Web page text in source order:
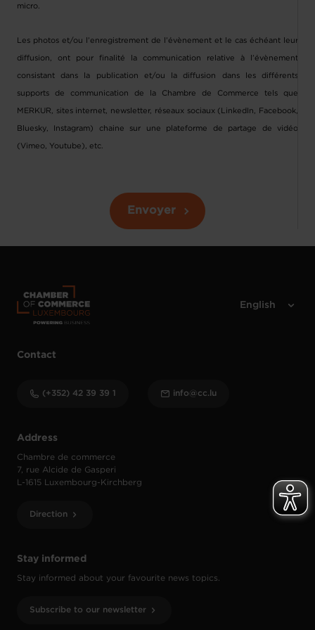
micro.
Les photos et/ou l’enregistrement de l’évènement et le cas échéant leur
diffusion, ont pour finalité la communication relative à l’évènement
consistant dans la publication et/ou la diffusion dans les différents
supports de communication de la Chambre de Commerce tels que
MERKUR, sites internet, newsletter, réseaux sociaux (LinkedIn, Facebook,
Bluesky, Instagram) chaine sur une plateforme de partage de vidéo
(Vimeo, Youtube), etc.
Envoyer
Stay informed
Stay informed about your favourite news topics.
Subscribe to our newsletter
Address
Chambre de commerce
7, rue Alcide de Gasperi
L-1615 Luxembourg-Kirchberg
Direction
Contact
(+352) 42 39 39 1 info@cc.lu